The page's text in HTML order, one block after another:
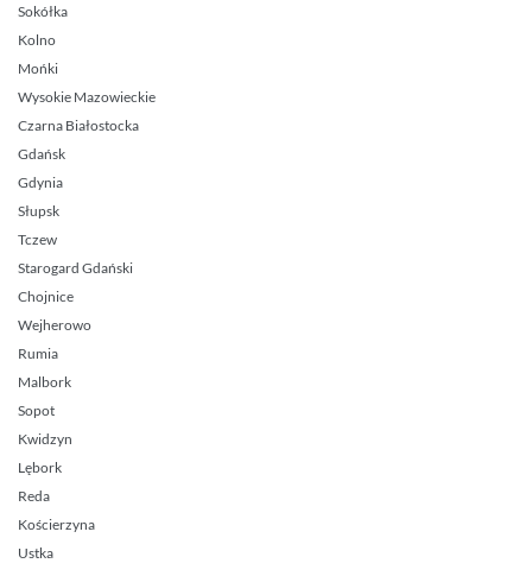
Sokółka
Kolno
Mońki
Wysokie Mazowieckie
Czarna Białostocka
Gdańsk
Gdynia
Słupsk
Tczew
Starogard Gdański
Chojnice
Wejherowo
Rumia
Malbork
Sopot
Kwidzyn
Lębork
Reda
Kościerzyna
Ustka